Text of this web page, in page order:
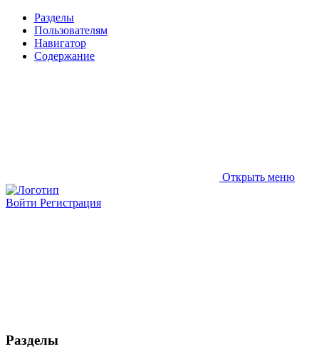
Разделы
Пользователям
Навигатор
Содержание
Открыть меню
Войти Регистрация
Разделы